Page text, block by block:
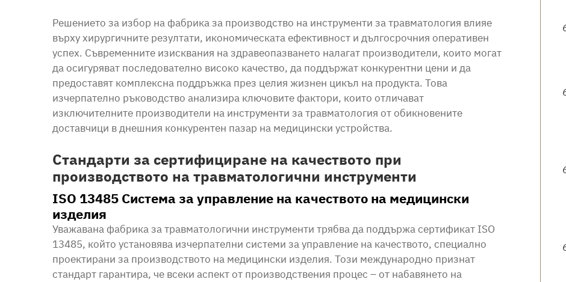
Решението за избор на фабрика за производство на инструменти за травматология влияе
върху хирургичните резултати, икономическата ефективност и дългосрочния оперативен
успех. Съвременните изисквания на здравеопазването налагат производители, които могат
да осигуряват последователно високо качество, да поддържат конкурентни цени и да
предоставят комплексна поддръжка през целия жизнен цикъл на продукта. Това
изчерпателно ръководство анализира ключовите фактори, които отличават
изключителните производители на инструменти за травматология от обикновените
доставчици в днешния конкурентен пазар на медицински устройства.
Стандарти за сертифициране на качеството при
производството на травматологични инструменти
ISO 13485 Система за управление на качеството на медицински
изделия
Уважавана фабрика за травматологични инструменти трябва да поддържа сертификат ISO
13485, който установява изчерпателни системи за управление на качеството, специално
проектирани за производството на медицински изделия. Този международно признат
стандарт гарантира, че всеки аспект от производствения процес – от набавянето на